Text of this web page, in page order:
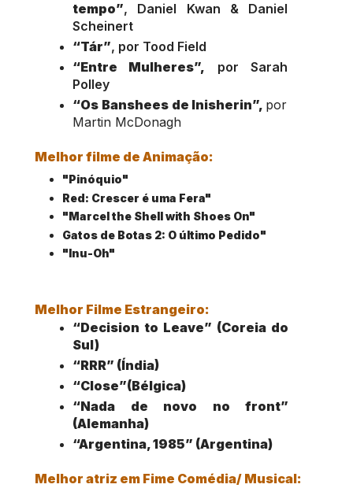
tempo”, Daniel Kwan & Daniel
Scheinert
“Tár”, por Tood Field
“Entre Mulheres”, por Sarah
Polley
“Os Banshees de Inisherin”, por
Martin McDonagh
Melhor filme de Animação:
"Pinóquio"
Red: Crescer é uma Fera"
"Marcel the Shell with Shoes On"
Gatos de Botas 2: O último Pedido"
"Inu-Oh"
Melhor Filme Estrangeiro:
“Decision to Leave” (Coreia do
Sul)
“RRR” (Índia)
“Close”(Bélgica)
“Nada de novo no front”
(Alemanha)
“Argentina, 1985” (Argentina)
Melhor atriz em Fime Comédia/ Musical: